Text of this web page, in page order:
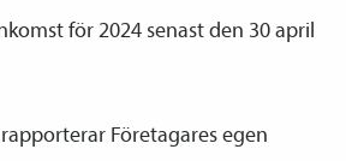
för 2024 senast den 30 april
Företagares egen